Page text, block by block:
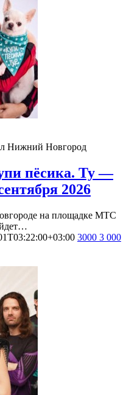
Нижний Новгород
пёсика. Ту —
2026
на площадке МТС
3000 3 000